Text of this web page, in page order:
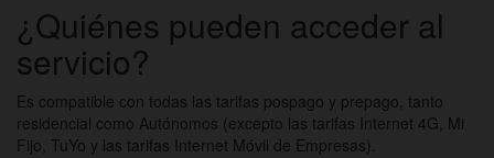
¿Quiénes pueden acceder al
servicio?
Es compatible con todas las tarifas pospago y prepago, tanto
residencial como Autónomos (excepto las tarifas Internet 4G, Mi
Fijo, TuYo y las tarifas Internet Móvil de Empresas).